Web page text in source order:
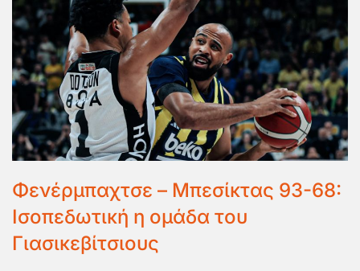
Φενέρμπαχτσε – Μπεσίκτας 93-68:
Ισοπεδωτική η ομάδα του
Γιασικεβίτσιους